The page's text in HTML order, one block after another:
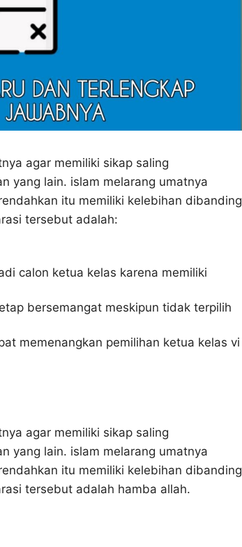
agar memiliki sikap saling
yang lain. islam melarang umatnya
itu memiliki kelebihan dibanding
tersebut adalah:
calon ketua kelas karena memiliki
bersemangat meskipun tidak terpilih
memenangkan pemilihan ketua kelas vi
agar memiliki sikap saling
yang lain. islam melarang umatnya
itu memiliki kelebihan dibanding
tersebut adalah hamba allah.